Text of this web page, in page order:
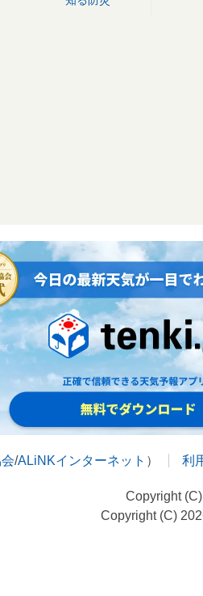
/ALiNKインターネット ） 利
Copyright
Copyright (C)